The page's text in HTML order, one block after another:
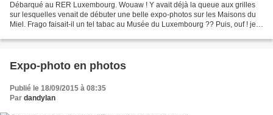
Débarqué au RER Luxembourg. Wouaw ! Y avait déjà la queue aux grilles
sur lesquelles venait de débuter une belle expo-photos sur les Maisons du
Miel. Frago faisait-il un tel tabac au Musée du Luxembourg ?? Puis, ouf ! je
Expo-photo en photos
Publié le 18/09/2015 à 08:35
Par dandylan